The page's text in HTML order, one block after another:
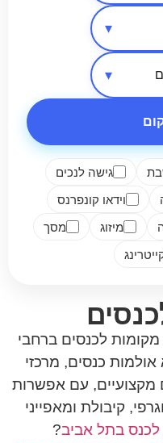
בארץ
מקום
אנשים
גישה לנכים
וידאו קונפרנס
מיזוג
מסך
לכנסים ברחבי
כנסים, מרכזי
מקצועיים, עם אפשרות
קיבולת ומאפייני
בתל אביב?